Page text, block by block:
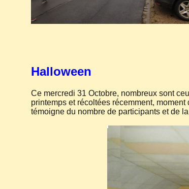
Halloween
Ce mercredi 31 Octobre, nombreux sont
printemps et récoltées récemment,
témoigne du nombre de participants et de